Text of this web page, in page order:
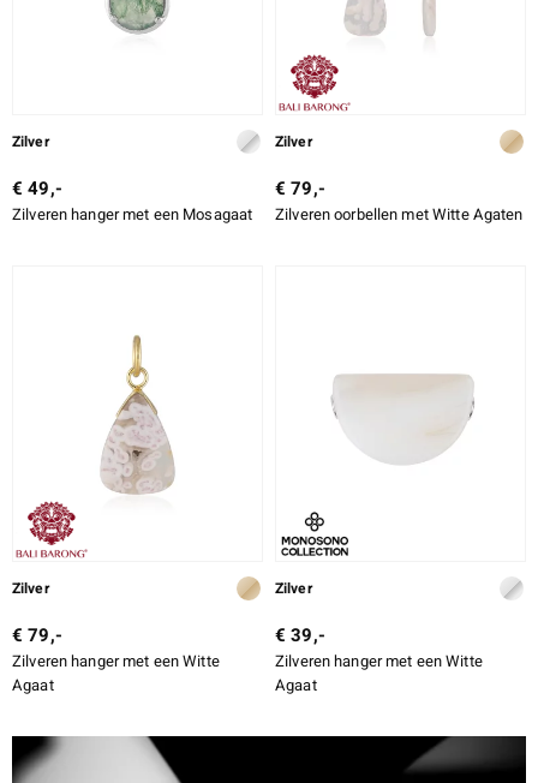
Zilver
€ 49,-
Zilveren hanger met een Mosagaat
Zilver
€ 79,-
Zilveren oorbellen met Witte Agaten
Zilver
€ 79,-
Zilveren hanger met een Witte
Agaat
Zilver
€ 39,-
Zilveren hanger met een Witte
Agaat